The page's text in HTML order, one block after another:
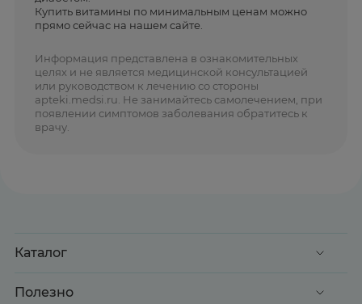
Купить витамины по минимальным ценам можно
прямо сейчас на нашем сайте.
Информация представлена в ознакомительных
целях и не является медицинской консультацией
или руководством к лечению со стороны
apteki.medsi.ru. Не занимайтесь самолечением, при
появлении симптомов заболевания обратитесь к
врачу.
Каталог
Акции
Полезно